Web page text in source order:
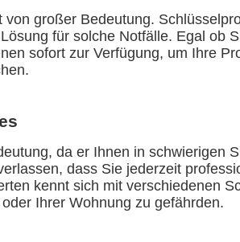
großer Bedeutung.
für solche Notfälle. Egal ob
sofort zur Verfügung, um Ihre
da er Ihnen in schwierigen
dass Sie jederzeit
kennt sich mit verschiedenen
Ihrer Wohnung zu gefährden.